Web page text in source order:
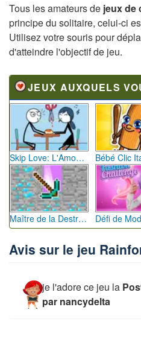
Tous les amateurs de jeux de
principe du solitaire, celui-ci
Utilisez votre souris pour
d'atteindre l'objectif de jeu.
JEUX AUXQUELS
Skip Love: L'Amour en Péril
Maître de la Destruction: Fusion de Pioches
Avis sur le jeu
je l'adore ce jeu la
par nancydelta